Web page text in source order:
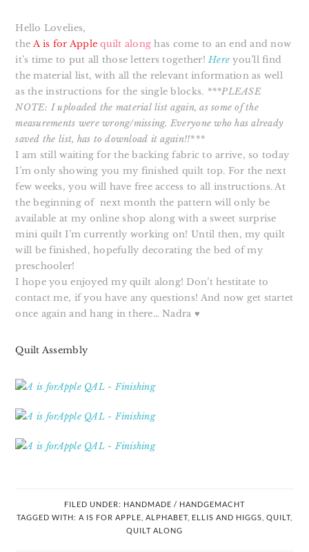
Hello Lovelies,
theA is for Apple quilt along has come to an end and now
it’s time to put all those letters together!Here you’ll find
the material list, with all the relevant information as well
as the instructions for the single blocks. ***PLEASE
NOTE: I uploaded the material list again, as some of the
measurements were wrong/missing. Everyone who has already
saved the list, has to download it again!!***
I am still waiting for the backing fabric to arrive, so today
I’m only showing you my finished quilt top. For the next
few weeks, you will have free access to all instructions. At
the beginning of next month the pattern will only be
available at my online shop along with a sweet surprise
mini quilt I’m currently working on! Until then, my quilt
will be finished, hopefully decorating the bed of my
preschooler!
I hope you enjoyed my quilt along! Don’t hestitate to
contact me, if you have any questions! And now get startet
once again and hang in there… Nadra ♥
Quilt Assembly
FILED UNDER: HANDMADE / HANDGEMACHT
TAGGED WITH: A IS FOR APPLE ALPHABET, ELLIS AND HIGGS QUILT,
QUILT ALONG